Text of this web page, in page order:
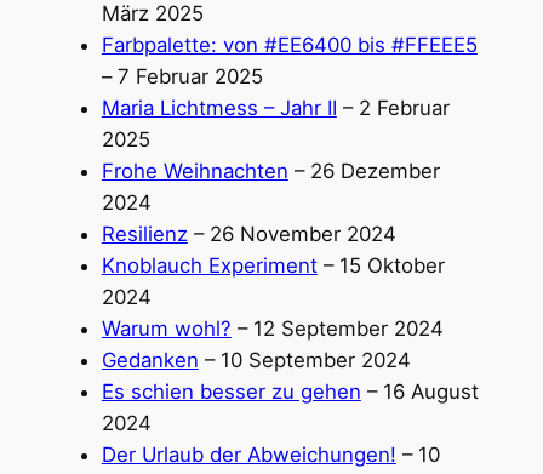
März 2025
Farbpalette: von #EE6400 bis #FFEEE5
– 7 Februar 2025
Maria Lichtmess – Jahr II – 2 Februar
2025
Frohe Weihnachten – 26 Dezember
2024
Resilienz– 26 November 2024
Knoblauch Experiment– 15 Oktober
2024
Warum wohl? – 12 September 2024
Gedanken – 10 September 2024
Es schien besser zu gehen – 16 August
2024
Der Urlaub der Abweichungen! – 10